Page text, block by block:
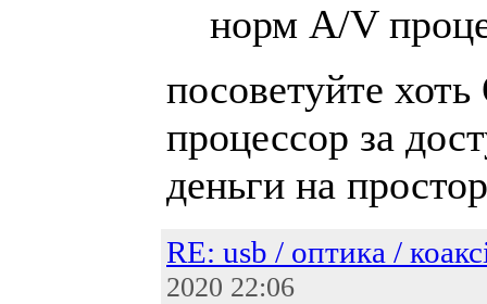
норм A/V
посоветуйте
процессор за
деньги на
RE: usb / оптика /
2020 22:06